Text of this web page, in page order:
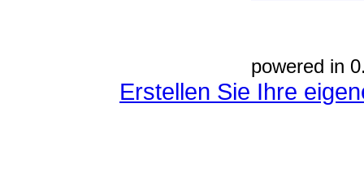
powered in
Erstellen Sie Ihre